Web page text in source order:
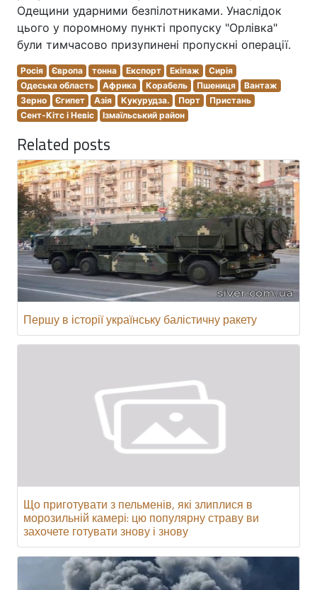
Одещини ударними безпілотниками. Унаслідок
цього у поромному пункті пропуску "Орлівка"
були тимчасово призупинені пропускні операції.
Росія Європа тонна Експорт Екіпаж
Сирія
Одеська область
Африка Корабель Пшениця
Вантаж
Зерно
Єгипет Азія Кукурудза. Порт
Пристань
Сент-Кітс і Невіс
Ізмаїльський район
Related posts
Першу в історії українську балістичну ракету
Що приготувати з пельменів, які злиплися в
морозильній камері: цю популярну страву ви
захочете готувати знову і знову